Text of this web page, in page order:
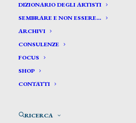
DIZIONARIO DEGLI ARTISTI
SEMBRARE E NON ESSERE…
ARCHIVI
CONSULENZE
FOCUS
SHOP
CONTATTI
RICERCA
Loiventhal